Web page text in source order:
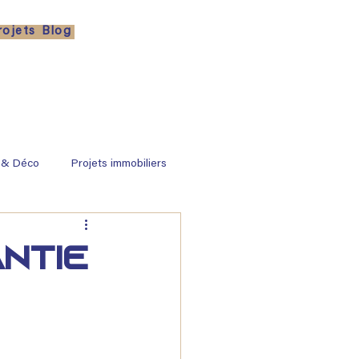
Blog
Déco Projets immobiliers